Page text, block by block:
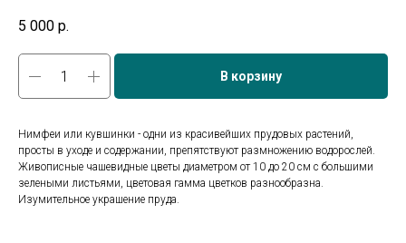
5 000 р.
В корзину
Нимфеи или кувшинки - одни из красивейших прудовых растений,
просты в уходе и содержании, препятствуют размножению водорослей.
Живописные чашевидные цветы диаметром от 10 до 20 см с большими
зелеными листьями, цветовая гамма цветков разнообразна.
Изумительное украшение пруда.